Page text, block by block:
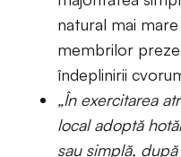
natural mai
membrilor
îndeplinirii
„În exercitarea
local adoptă
sau simplă, după